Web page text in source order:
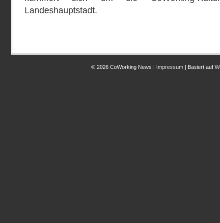
Landeshauptstadt.
© 2026 CoWorking News | Impressum| Basiert auf